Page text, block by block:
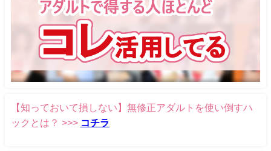
【知っておいて損しない】無修正アダルトを使い倒すハ
ックとは？ >>> コチラ